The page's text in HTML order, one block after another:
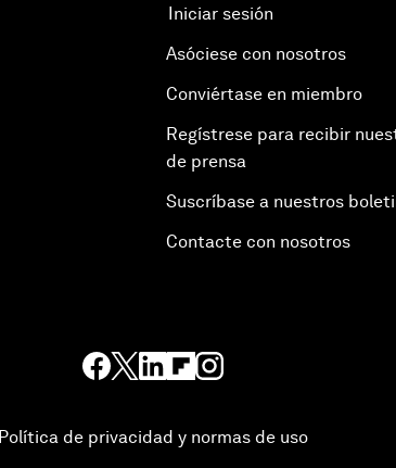
Iniciar sesión
Asóciese con nosotros
Conviértase en miembro
Regístrese para recibir
de prensa
Suscríbase a nuestros
Contacte con nosotros
Política de privacidad y normas de uso